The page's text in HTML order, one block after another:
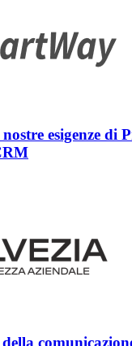
esigenze di